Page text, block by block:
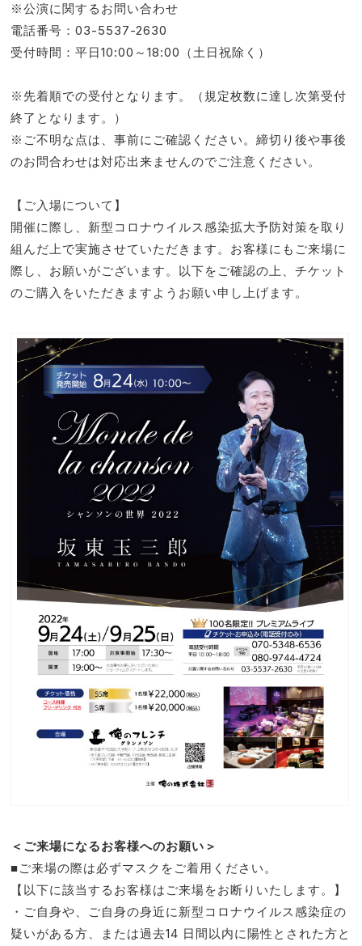
※公演に関するお問い合わせ
電話番号：03-5537-2630
受付時間：平日10:00～18:00（土日祝除く）
※先着順での受付となります。（規定枚数に達し次第受付
終了となります。）
※ご不明な点は、事前にご確認ください。締切り後や事後
のお問合わせは対応出来ませんのでご注意ください。
【ご入場について】
開催に際し、新型コロナウイルス感染拡大予防対策を取り
組んだ上で実施させていただきます。お客様にもご来場に
際し、お願いがございます。以下をご確認の上、チケット
のご購入をいただきますようお願い申し上げます。
＜ご来場になるお客様へのお願い＞
■ご来場の際は必ずマスクをご着用ください。
【以下に該当するお客様はご来場をお断りいたします。】
・ご自身や、ご自身の身近に新型コロナウイルス感染症の
疑いがある方、または過去14 日間以内に陽性とされた方と